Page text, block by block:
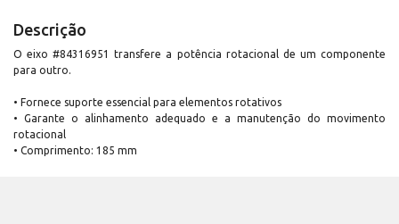
Descrição
O eixo #84316951 transfere a potência rotacional de um componente
para outro.
• Fornece suporte essencial para elementos rotativos
• Garante o alinhamento adequado e a manutenção do movimento
rotacional
• Comprimento: 185 mm